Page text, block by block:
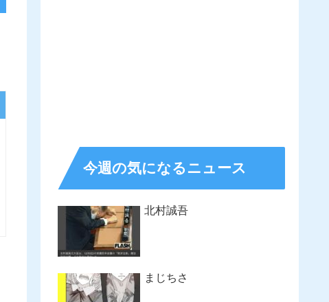
今週の気になるニュース
北村誠吾
まじちさ